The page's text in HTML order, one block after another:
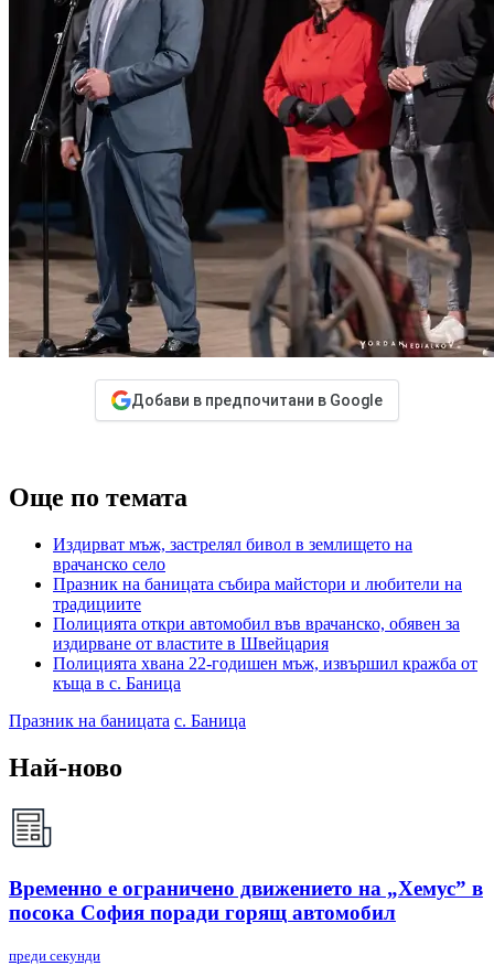
Добави в предпочитани в Google
Още по темата
Издирват мъж, застрелял бивол в землището на
врачанско село
Празник на баницата събира майстори и любители на
традициите
Полицията откри автомобил във врачанско, обявен за
издирване от властите в Швейцария
Полицията хвана 22-годишен мъж, извършил кражба от
къща в с. Баница
Празник на баницата с. Баница
Най-ново
Временно е ограничено движението на „Хемус” в
посока София поради горящ автомобил
преди секунди